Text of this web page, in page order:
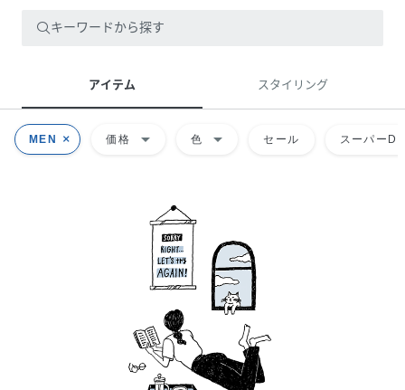
キーワードから探す
アイテム スタイリング
MEN 価格 arrow_drop_down 色 arrow_drop_down セール スーパー